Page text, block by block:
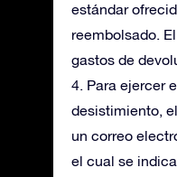
estándar
reembolsado.
gastos de
4. Para ejercer
desistimiento,
un correo
el cual se